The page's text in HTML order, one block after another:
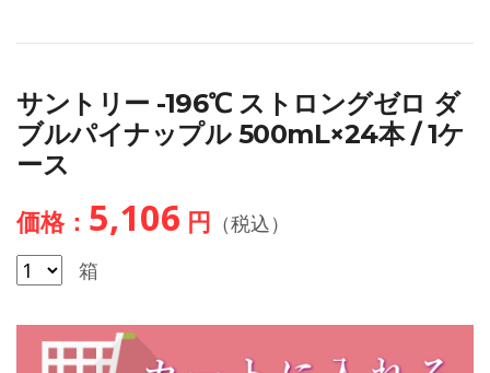
サントリー -196℃ ストロングゼロ ダ
ブルパイナップル 500mL×24本 / 1ケ
ース
価格： 5,106 円 （税込）
箱